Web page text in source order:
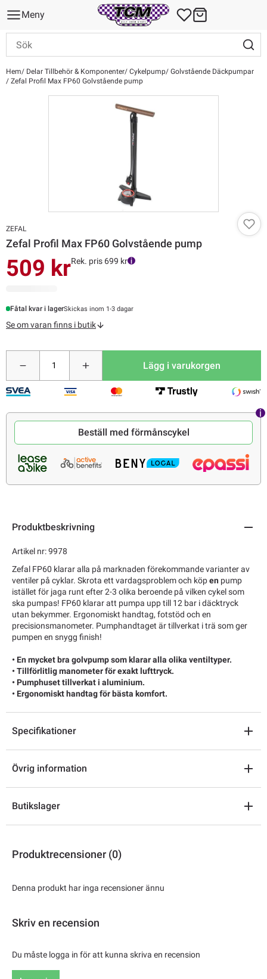
Meny
Hem Delar Tillbehör & Komponenter Cykelpump Golvstående Däckpumpar
Zefal Profil Max FP60 Golvstående pump
ZEFAL
Zefal Profil Max FP60 Golvstående pump
509 krRek. pris 699 kr
Fåtal kvar i lagerSkickas inom 1-3 dagar
Se om varan finns i butik
Lägg i varukorgen
Beställ med förmånscykel
Produktbeskrivning
Artikel nr: 9978
Zefal FP60 klarar alla på marknaden förekommande varianter av
ventiler på cyklar. Skrota ett vardagsproblem och köpen pump
istället för jaga runt efter 2-3 olika beroende på vilken cykel som
ska pumpas! FP60 klarar att pumpa upp till 12 bar i däcktryck
utan bekymmer. Ergonomiskt handtag, fotstöd och en
precisionsmanometer. Pumphandtaget är tillverkat i trä som ger
pumpen en snygg finish!
• En mycket bra golvpump som klarar alla olika ventiltyper.
• Tillförlitlig manometer för exakt lufttryck.
• Pumphuset tillverkat i aluminium.
• Ergonomiskt handtag för bästa komfort.
Specifikationer
Övrig information
Butikslager
Produktrecensioner (0)
Denna produkt har inga recensioner ännu
Skriv en recension
Du måste logga in för att kunna skriva en recension